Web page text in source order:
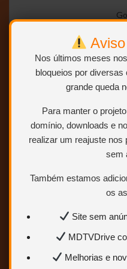
Nos últimos meses
bloqueios por
grande queda
Para manter o
domínio, downloads e
realizar um reajuste nos
sem
Também estamos
os
Site sem
MDTVDrive
Melhorias e
minecraft free
Yesterday, while I was at
tested to see if it can
so she can be a youtube
and she has 83 views. I
share it
minecraft free